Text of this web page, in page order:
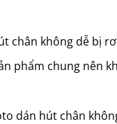
chân không dễ bị
phẩm chung nên
dán hút chân